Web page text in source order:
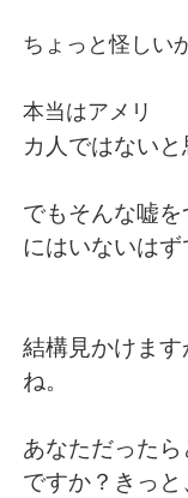
繁體中文
العربية
한국어
Italiano
ちょっと怪しい
本当はアメリ
カ人ではない
でもそんな嘘
にはいないは
結構見かけま
ね。
あなただった
ですか？きっ